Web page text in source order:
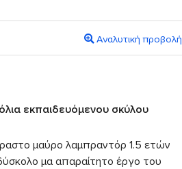
Αναλυτική προβολή
εκπαιδευόμενου σκύλου
μαύρο λαμπραντόρ 1.5 ετών
μα απαραίτητο έργο του